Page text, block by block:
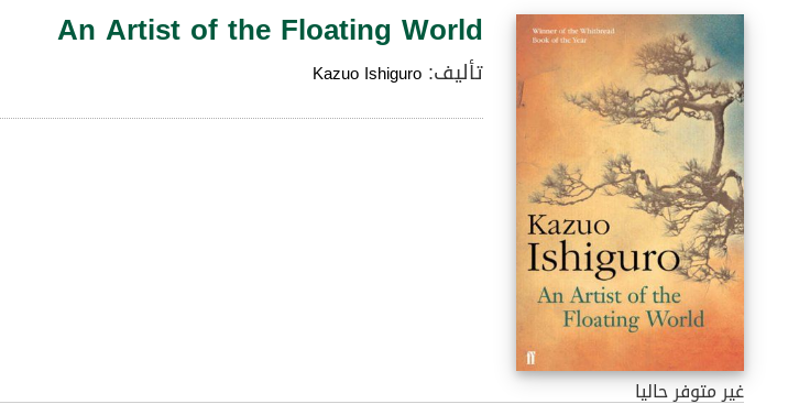
An Artist of the Floating World
تأليف: Kazuo Ishiguro
غير متوفر حاليا